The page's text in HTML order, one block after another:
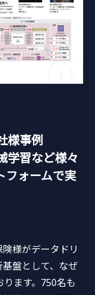
様事例
学習など様々
フォームで実
様がデータドリ
盤として、なぜ
ます。750名も